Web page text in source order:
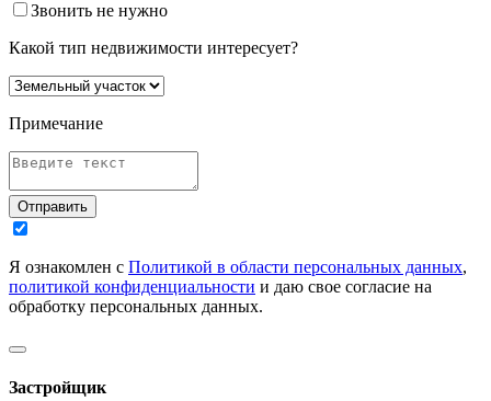
Звонить не нужно
Какой тип недвижимости интересует?
Примечание
Отправить
Я ознакомлен с Политикой в области персональных данных,
политикой конфиденциальности и даю свое согласие на
обработку персональных данных.
Застройщик